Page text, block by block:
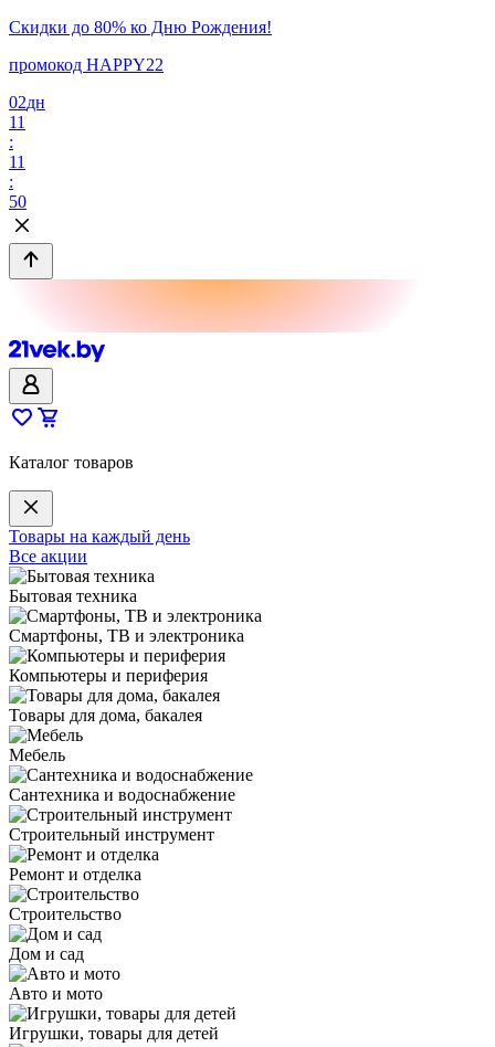
Скидки до 80% ко Дню Рождения!
промокод HAPPY22
02дн
11
:
11
:
50
Каталог товаров
Товары на каждый день
Все акции
Бытовая техника
Смартфоны, ТВ и электроника
Компьютеры и периферия
Товары для дома, бакалея
Мебель
Сантехника и водоснабжение
Строительный инструмент
Ремонт и отделка
Строительство
Дом и сад
Авто и мото
Игрушки, товары для детей